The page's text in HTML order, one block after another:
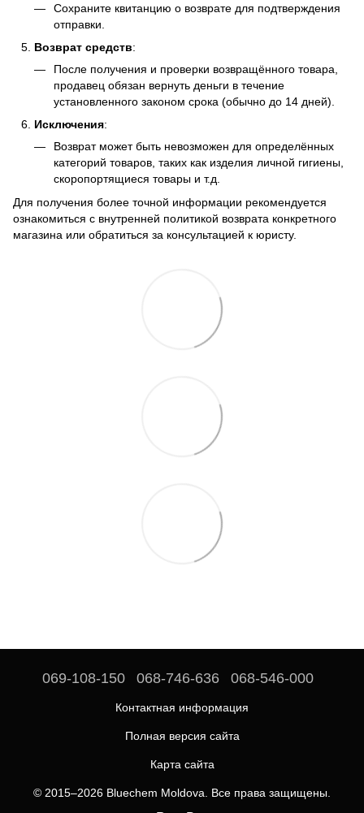
Сохраните квитанцию о возврате для подтверждения
отправки.
Возврат средств:
После получения и проверки возвращённого товара,
продавец обязан вернуть деньги в течение
установленного законом срока (обычно до 14 дней).
Исключения:
Возврат может быть невозможен для определённых
категорий товаров, таких как изделия личной гигиены,
скоропортящиеся товары и т.д.
Для получения более точной информации рекомендуется
ознакомиться с внутренней политикой возврата конкретного
магазина или обратиться за консультацией к юристу.
069-108-150 068-746-636 068-546-000
Контактная информация
Полная версия сайта
Карта сайта
© 2015–2026 Bluechem Moldova. Все права защищены.